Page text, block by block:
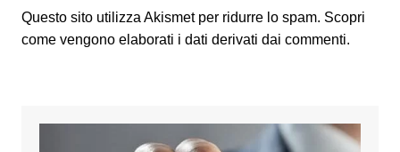
Questo sito utilizza Akismet per ridurre lo spam. Scopri
come vengono elaborati i dati derivati dai commenti.